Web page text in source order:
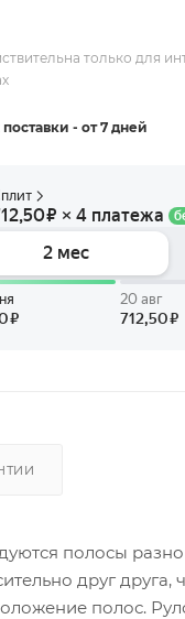
только для
- от 7 дней
полосы
друг друга,
полос.